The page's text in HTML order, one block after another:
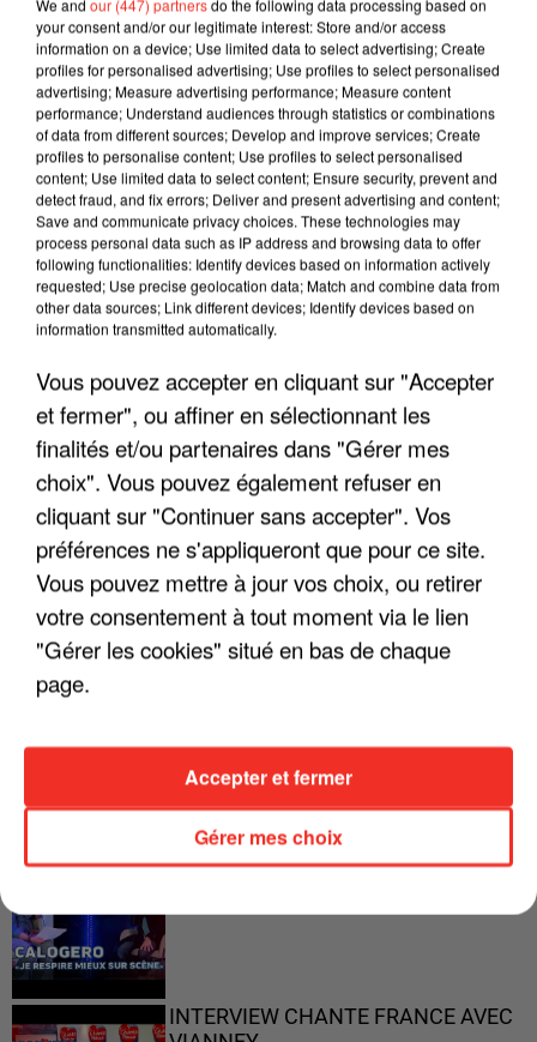
LES INTERVIEWS CHANTE
FRANCE
Voir plus
"JE SUIS À DISPOSITION DES
ENFOIRÉS"
"ON A TOUS LE TRAC"
"JE RESPIRE MIEUX SUR SCÈNE" -
INTERVIEW CHANTE FRANCE AVEC
your consent and/or our legitimate interest: Store and/or access
information on a device; Use limited data to select advertising; Create
profiles for personalised advertising; Use profiles to select personalised
advertising; Measure advertising performance; Measure content
performance; Understand audiences through statistics or combinations
of data from different sources; Develop and improve services; Create
profiles to personalise content; Use profiles to select personalised
content; Use limited data to select content; Ensure security, prevent and
detect fraud, and fix errors; Deliver and present advertising and content;
Save and communicate privacy choices. These technologies may
process personal data such as IP address and browsing data to offer
following functionalities: Identify devices based on information actively
requested; Use precise geolocation data; Match and combine data from
other data sources; Link different devices; Identify devices based on
information transmitted automatically.
Vous pouvez accepter en cliquant sur "Accepter
et fermer", ou affiner en sélectionnant les
finalités et/ou partenaires dans "Gérer mes
choix". Vous pouvez également refuser en
cliquant sur "Continuer sans accepter". Vos
préférences ne s'appliqueront que pour ce site.
Vous pouvez mettre à jour vos choix, ou retirer
votre consentement à tout moment via le lien
"Gérer les cookies" situé en bas de chaque
page.
Gérer mes choix
Accepter et fermer